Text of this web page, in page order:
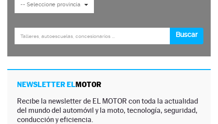
NEWSLETTER ELMOTOR
Recibe la newsletter de EL MOTOR con toda la actualidad
del mundo del automóvil y la moto, tecnología, seguridad,
conducción y eficiencia.